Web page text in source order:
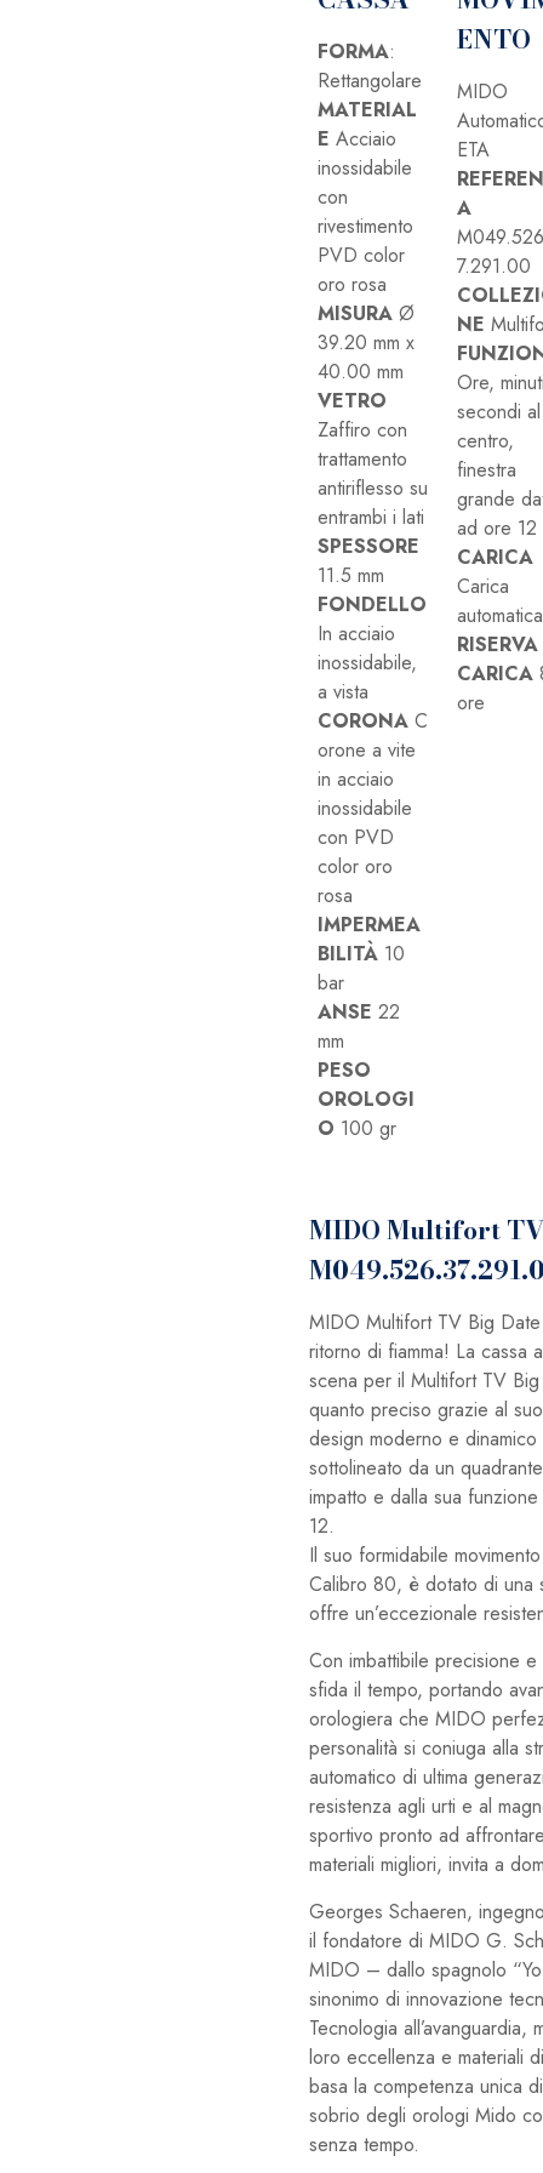
FORMA:
Rettangolare
MATERIAL
E Acciaio
inossidabile
con
rivestimento
PVD color
oro rosa
MISURA Ø
39.20 mm x
40.00 mm
VETRO
Zaffiro con
trattamento
antiriflesso su
entrambi i lati
SPESSORE
11.5 mm
FONDELLO
In acciaio
inossidabile,
a vista
CORONA C
orone a vite
in acciaio
inossidabile
con PVD
color oro
rosa
IMPERMEA
BILITÀ 10
bar
ANSE 22
mm
PESO
OROLOGI
O 100 gr
ENTO
MIDO
ETA
A
7.291.00
NE
Ore,
secondi al
centro,
finestra
grande
ad ore 12
CARICA
Carica
automatica
CARICA
ore
MIDO Multifort
MIDO Multifort TV Big
ritorno di fiamma! La cassa
scena per il Multifort TV
quanto preciso grazie al
design moderno e
sottolineato da un
impatto e dalla sua
12.
Il suo formidabile
Calibro 80, è dotato di una
offre un’eccezionale
Con imbattibile precisione
sfida il tempo, portando
orologiera che MIDO
personalità si coniuga alla
automatico di ultima
resistenza agli urti e al
sportivo pronto ad
materiali migliori, invita a
Georges Schaeren,
il fondatore di MIDO G.
MIDO – dallo spagnolo
sinonimo di innovazione
Tecnologia all’avanguardia,
loro eccellenza e materiali
basa la competenza unica
sobrio degli orologi Mido
senza tempo.